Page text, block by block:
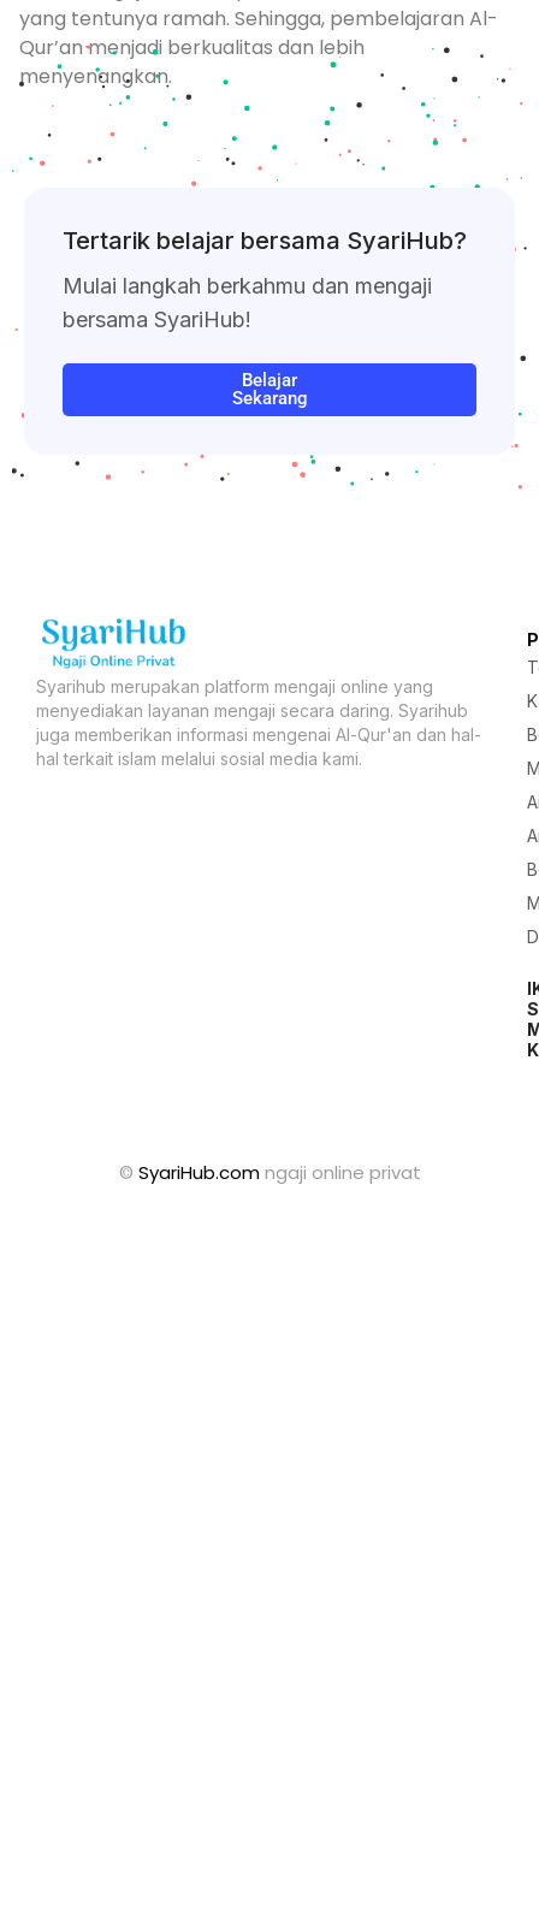
yang tentunya ramah. Sehingga, pembelajaran Al-
Qur’an menjadi berkualitas dan lebih
menyenangkan.
Tertarik belajar bersama SyariHub?
Mulai langkah berkahmu dan mengaji
bersama SyariHub!
Belajar
Sekarang
Syarihub merupakan platform mengaji online yang
menyediakan layanan mengaji secara daring. Syarihub
juga memberikan informasi mengenai Al-Qur'an dan hal-
hal terkait islam melalui sosial media kami.
© SyariHub.comngaji online privat